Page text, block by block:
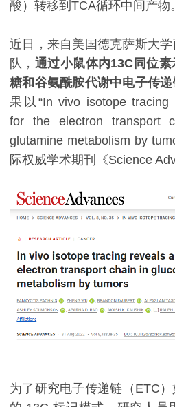
酸）转移到TCA循环中间产物。
近日，来自美国德克萨斯大
队， 通过小鼠体内13C同位
糖和谷氨酰胺代谢中电子传
果以“In vivo isotope tracing
for the electron transport
glutamine metabolism by
际权威学术期刊《Science
为了研究电子传递链（ETC